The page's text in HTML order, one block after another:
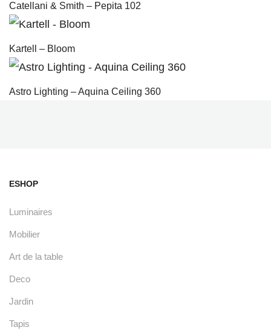
Catellani & Smith – Pepita 102
Kartell – Bloom
Astro Lighting – Aquina Ceiling 360
ESHOP
Luminaires
Mobilier
Art de la table
Deco
Jardin
Tapis